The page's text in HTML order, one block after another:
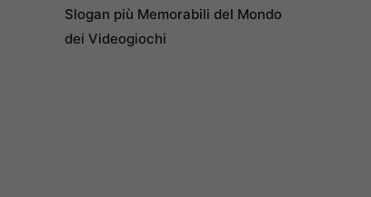
Slogan più Memorabili del Mondo
dei Videogiochi